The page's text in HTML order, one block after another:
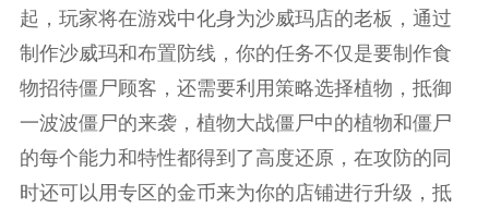
起，玩家将在游戏中化身为沙威玛店的老板，通过
制作沙威玛和布置防线，你的任务不仅是要制作食
物招待僵尸顾客，还需要利用策略选择植物，抵御
一波波僵尸的来袭，植物大战僵尸中的植物和僵尸
的每个能力和特性都得到了高度还原，在攻防的同
时还可以用专区的金币来为你的店铺进行升级，抵